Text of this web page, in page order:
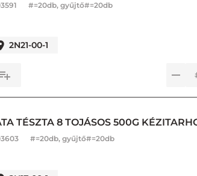
#=20db, gyűjtő#=20db
2N21-00-1
TÉSZTA 8 TOJÁSOS 500G
#=20db, gyűjtő#=20db